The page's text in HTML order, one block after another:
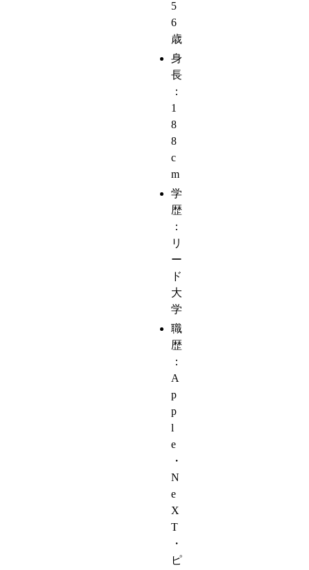
5
6
歳
身
長
：
1
8
8
c
m
学
歴
：
リ
ー
ド
大
学
職
歴
：
A
p
p
l
e
・
N
e
X
T
・
ピ